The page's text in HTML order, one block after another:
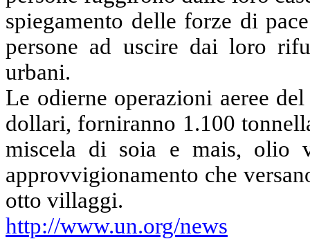
spiegamento delle forze di
persone ad uscire dai loro
urbani.
Le odierne operazioni aeree
dollari, forniranno 1.100
miscela di soia e mais, olio
approvvigionamento che
otto villaggi.
http://www.un.org/news